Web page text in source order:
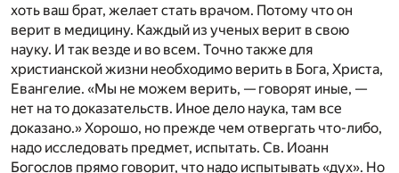
хоть ваш брат, желает стать врачом. Потому что он
верит в медицину. Каждый из ученых верит в свою
науку. И так везде и во всем. Точно также для
христианской жизни необходимо верить в Бога, Христа,
Евангелие. «Мы не можем верить, — говорят иные, —
нет на то доказательств. Иное дело наука, там все
доказано.» Хорошо, но прежде чем отвергать что-либо,
надо исследовать предмет, испытать. Св. Иоанн
Богослов прямо говорит, что надо испытывать «дух». Но